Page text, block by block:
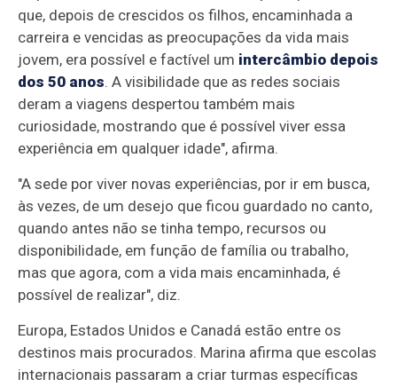
que, depois de crescidos os filhos, encaminhada a
carreira e vencidas as preocupações da vida mais
jovem, era possível e factível um intercâmbio depois
dos 50 anos. A visibilidade que as redes sociais
deram a viagens despertou também mais
curiosidade, mostrando que é possível viver essa
experiência em qualquer idade", afirma.
"A sede por viver novas experiências, por ir em busca,
às vezes, de um desejo que ficou guardado no canto,
quando antes não se tinha tempo, recursos ou
disponibilidade, em função de família ou trabalho,
mas que agora, com a vida mais encaminhada, é
possível de realizar", diz.
Europa, Estados Unidos e Canadá estão entre os
destinos mais procurados. Marina afirma que escolas
internacionais passaram a criar turmas específicas